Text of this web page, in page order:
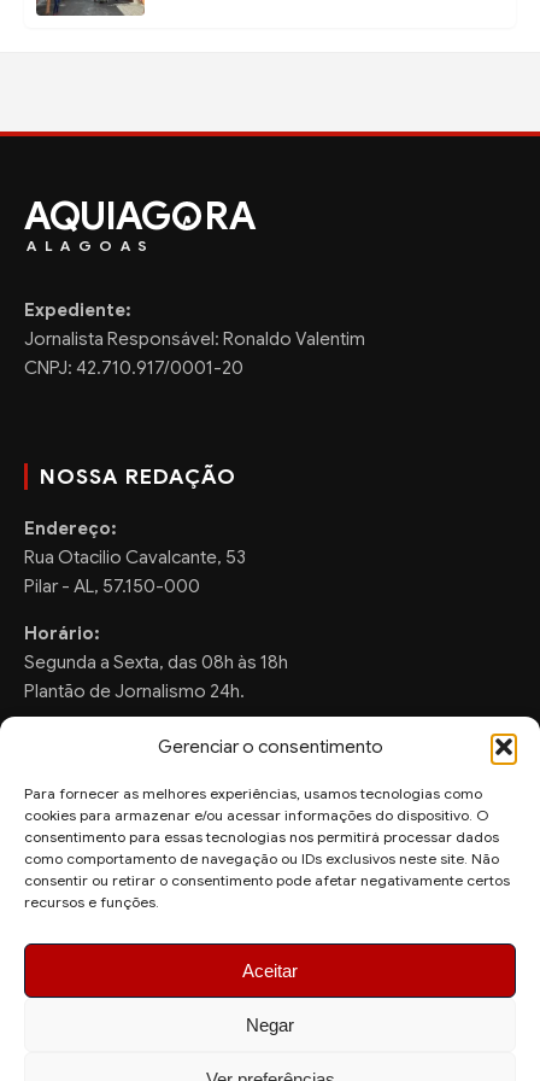
Gerenciar o consentimento
Para fornecer as melhores experiências, usamos tecnologias como
cookies para armazenar e/ou acessar informações do dispositivo. O
consentimento para essas tecnologias nos permitirá processar dados
como comportamento de navegação ou IDs exclusivos neste site. Não
consentir ou retirar o consentimento pode afetar negativamente certos
recursos e funções.
Aceitar
Negar
AQUIAG RA
ALAGOAS
Expediente:
Jornalista Responsável: Ronaldo Valentim
CNPJ: 42.710.917/0001-20
NOSSA REDAÇÃO
Endereço:
Rua Otacilio Cavalcante, 53
Pilar - AL, 57.150-000
Horário:
Segunda a Sexta, das 08h às 18h
Plantão de Jornalismo 24h.
FALE CONOSCO
Sugestões de Pauta:
ronaldo.valentim150@gmail.com